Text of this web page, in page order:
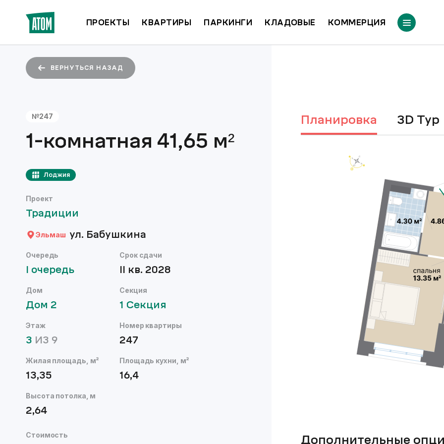
ПРОЕКТЫ КВАРТИРЫ ПАРКИНГИ КЛАДОВЫЕ КОММЕРЦИЯ
ВЕРНУТЬСЯ НАЗАД
№247
1-комнатная 41,65 м²
Лоджия
Проект
Традиции
Эльмаш ул. Бабушкина
Очередь
I очередь
Срок сдачи
II кв. 2028
Дом
Дом 2
Секция
1 Секция
Этаж
3 ИЗ 9
Номер квартиры
247
Жилая площадь, м²
13,35
Площадь кухни, м²
16,4
Высота потолка, м
2,64
Стоимость
Планировка 3D Тур
Дополнительные